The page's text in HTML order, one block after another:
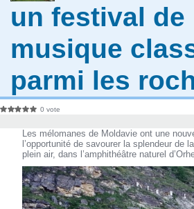
un festival de
musique
parmi les
0 vote
Les mélomanes de Moldavie ont une
l’opportunité de savourer la splendeur de
plein air, dans l’amphithéâtre naturel